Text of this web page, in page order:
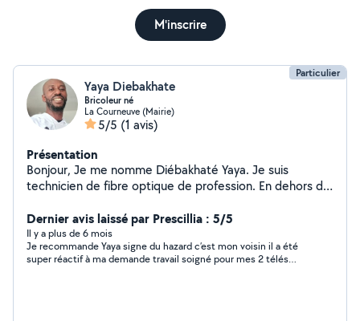
M'inscrire
Particulier
Yaya Diebakhate
Bricoleur né
La Courneuve (Mairie)
5/5 (1 avis)
Présentation
Bonjour, Je me nomme Diébakhaté Yaya. Je suis
technicien de fibre optique de profession. En dehors de
réparations de toutes sortes : - Montage et démontage
de meubles - Plomberie (réparations
chasse,changements pièces) -Peinture -Électricité (
changements prises ou montage appareils électriques) -
Dernier avis laissé par Prescillia : 5/5
Il y a plus de 6 mois
Je recommande Yaya signe du hazard c’est mon voisin il a été
super réactif à ma demande travail soigné pour mes 2 télés